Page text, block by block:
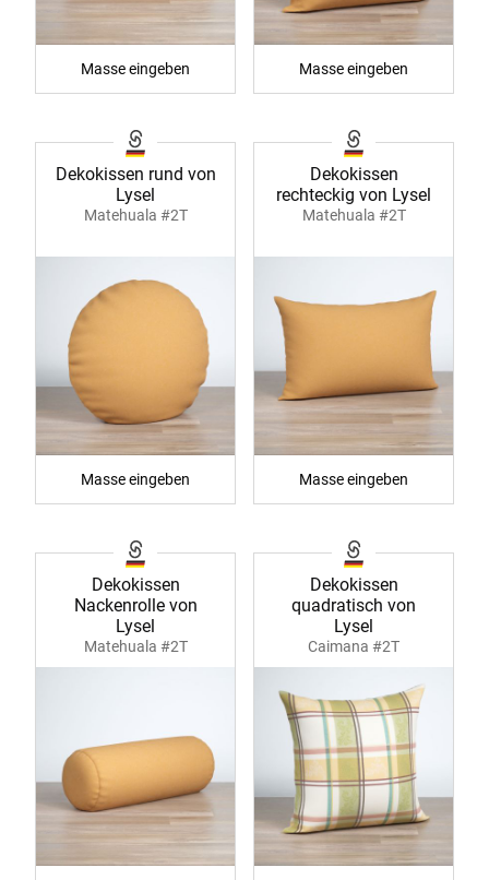
Masse eingeben Masse eingeben
Dekokissen rund von
Lysel
Matehuala #2T
Masse eingeben
Dekokissen
rechteckig von Lysel
Matehuala #2T
Masse eingeben
Dekokissen
Nackenrolle von
Lysel
Matehuala #2T
Dekokissen
quadratisch von
Lysel
Caimana #2T